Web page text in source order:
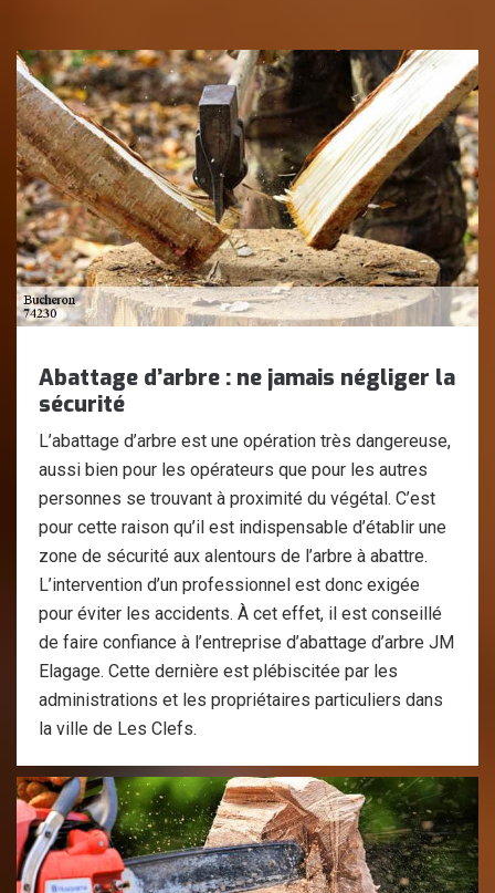
Abattage d’arbre : ne jamais négliger la
sécurité
L’abattage d’arbre est une opération très dangereuse,
aussi bien pour les opérateurs que pour les autres
personnes se trouvant à proximité du végétal. C’est
pour cette raison qu’il est indispensable d’établir une
zone de sécurité aux alentours de l’arbre à abattre.
L’intervention d’un professionnel est donc exigée
pour éviter les accidents. À cet effet, il est conseillé
de faire confiance à l’entreprise d’abattage d’arbre JM
Elagage. Cette dernière est plébiscitée par les
administrations et les propriétaires particuliers dans
la ville de Les Clefs.